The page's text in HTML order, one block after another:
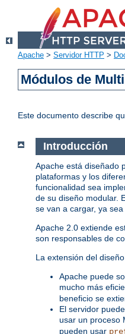
Apache > Servidor HTTP >
Módulos de
Este documento describe
Introducción
Apache está diseñado
plataformas y los
funcionalidad sea
de su diseño modular.
se van a cargar, ya
Apache 2.0 extiende
son responsables de
La extensión del
Apache puede
mucho más
beneficio se
El servidor
usar un proceso
pueden usar